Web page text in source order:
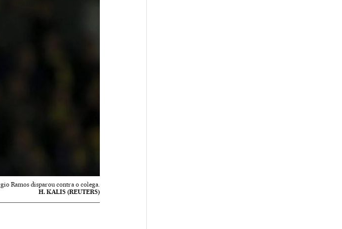
Ramos disparou contra o colega.
H. KALIS (REUTERS)